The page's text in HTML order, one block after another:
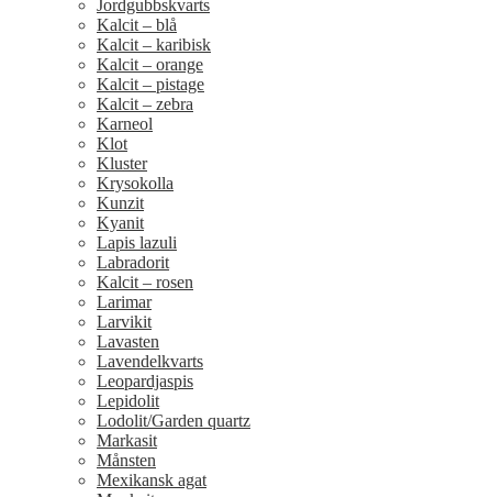
Jordgubbskvarts
Kalcit – blå
Kalcit – karibisk
Kalcit – orange
Kalcit – pistage
Kalcit – zebra
Karneol
Klot
Kluster
Krysokolla
Kunzit
Kyanit
Lapis lazuli
Labradorit
Kalcit – rosen
Larimar
Larvikit
Lavasten
Lavendelkvarts
Leopardjaspis
Lepidolit
Lodolit/Garden quartz
Markasit
Månsten
Mexikansk agat